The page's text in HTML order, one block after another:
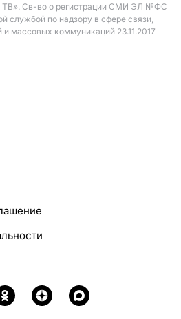
ТВ». Св-во о регистрации СМИ ЭЛ №ФС
службой по надзору в сфере связи,
массовых коммуникаций 23.11.2017